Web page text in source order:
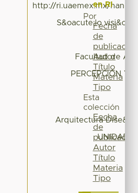
http://ri.uaemex.mx/
S&oacute;lo
Facultad de
PERCEPCIÓN Y
Arquitectura
UNIDAD
en RI
Por
Fecha
de
publicación
Autor
Título
Materia
Tipo
Esta
colección
Fecha
de
publicación
Autor
Título
Materia
Tipo